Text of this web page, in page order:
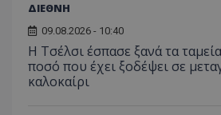
ΔΙΕΘΝΗ
09.08.2026 - 10:40
Η Τσέλσι έσπασε ξανά τα
ποσό που έχει ξοδέψει σε
καλοκαίρι